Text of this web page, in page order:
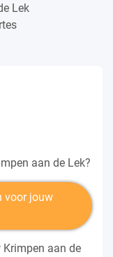
Lek
aan de Lek?
voor jouw
aan de